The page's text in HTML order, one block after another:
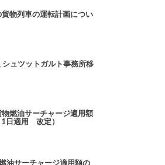
物列車の運転計画につい
ュツットガルト事務所移
燃油サーチャージ適用額
日適用 改定）
サーチャージ適用額の